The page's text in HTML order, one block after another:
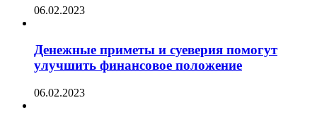
06.02.2023
Денежные приметы и суеверия помогут
улучшить финансовое положение
06.02.2023